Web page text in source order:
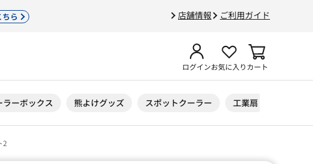
店舗情報 ご利用ガイド
ら
ログインお気に入りカート
ラーボックス 熊よけグッズ スポットクーラー 工業扇
2